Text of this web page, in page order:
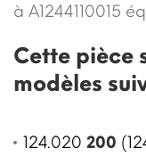
à A1244110015
Cette pièce
modèles
124.020 200